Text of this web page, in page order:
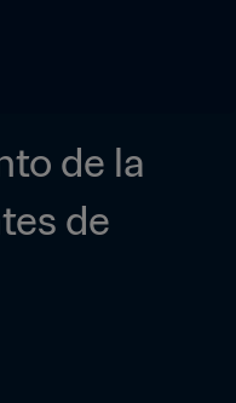
de la
de